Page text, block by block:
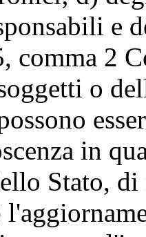
e
comma 2
o
in
Stato,